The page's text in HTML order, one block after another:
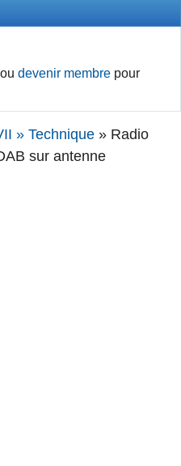
oudevenir membre pour
» Technique » Radio
sur antenne